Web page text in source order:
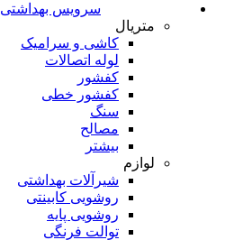
سرویس بهداشتی
متریال
کاشی و سرامیک
لوله اتصالات
کفشور
کفشور خطی
سنگ
مصالح
بیشتر
لوازم
شیرآلات بهداشتی
روشویی کابینتی
روشویی پایه
توالت فرنگی